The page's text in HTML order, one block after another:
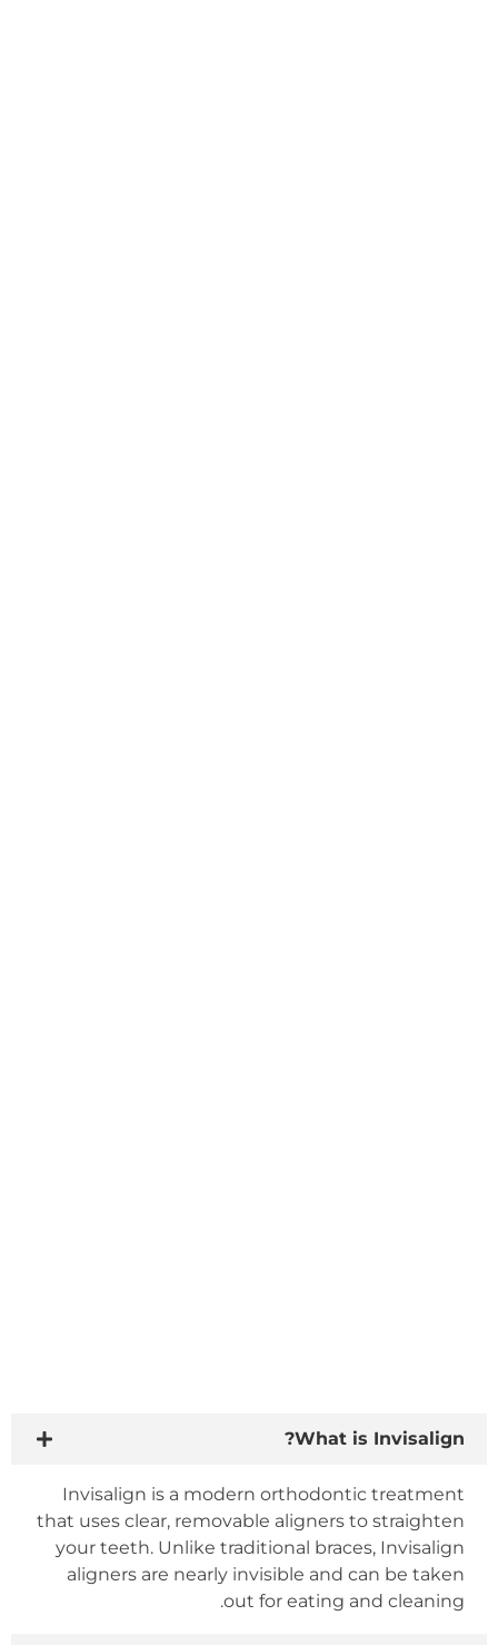
What is Invisalign?
Invisalign is a modern orthodontic treatment
that uses clear, removable aligners to straighten
your teeth. Unlike traditional braces, Invisalign
aligners are nearly invisible and can be taken
out for eating and cleaning.